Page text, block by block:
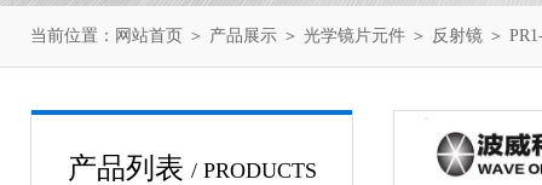
当前位置： 网站首页 ＞ 产品展示 ＞ 光学镜片元件 ＞ 反射镜 ＞
产品列表 / PRODUCTS